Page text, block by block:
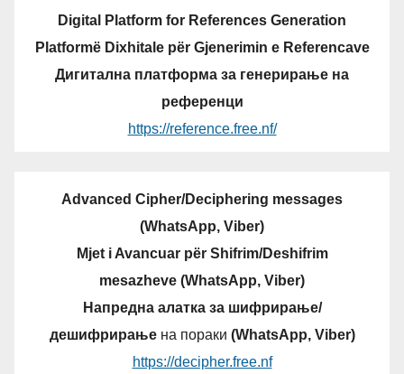
Digital Platform for References Generation
Platformë Dixhitale për Gjenerimin e Referencave
Дигитална платформа за генерирање на
референци
https://reference.free.nf/
Advanced Cipher/Deciphering messages
(WhatsApp, Viber)
Mjet i Avancuar për Shifrim/Deshifrim
mesazheve (WhatsApp, Viber)
Напредна алатка за шифрирање/
дешифрирањена пораки (WhatsApp, Viber)
https://decipher.free.nf